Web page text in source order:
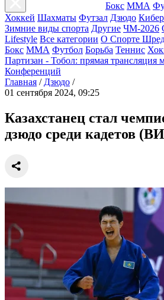
Бокс ММА
Хоккей Шахматы Футзал Дзюдо
Зимние виды спорта Другие ЧМ-2026
Lifestyle Все категории О Спорте
Бокс ММА Футбол Борьба Теннис
Партизан - Тобол: прямая трансляция
Конференций
Главная / Дзюдо /
01 сентября 2024, 09:25
Казахстанец стал
дзюдо среди кадетов